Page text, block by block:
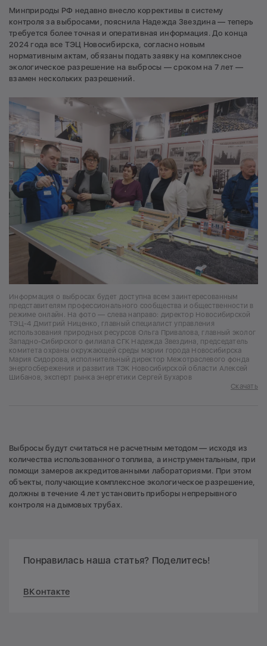
Минприроды РФ недавно внесло коррективы в систему
контроля за выбросами, пояснила Надежда Звездина — теперь
требуется более точная и оперативная информация. До конца
2024 года все ТЭЦ Новосибирска, согласно новым
нормативным актам, обязаны подать заявку на комплексное
экологическое разрешение на выбросы — сроком на 7 лет —
взамен нескольких разрешений.
Информация о выбросах будет доступна всем заинтересованным
представителям профессионального сообщества и общественности в
режиме онлайн. На фото — слева направо: директор Новосибирской
ТЭЦ-4 Дмитрий Ниценко, главный специалист управления
использования природных ресурсов Ольга Привалова, главный эколог
Западно-Сибирского филиала СГК Надежда Звездина, председатель
комитета охраны окружающей среды мэрии города Новосибирска
Мария Сидорова, исполнительный директор Межотраслевого фонда
энергосбережения и развития ТЭК Новосибирской области Алексей
Шибанов, эксперт рынка энергетики Сергей Бухаров
Скачать
Выбросы будут считаться не расчетным методом — исходя из
количества использованного топлива, а инструментальным, при
помощи замеров аккредитованными лабораториями. При этом
объекты, получающие комплексное экологическое разрешение,
должны в течение 4 лет установить приборы непрерывного
контроля на дымовых трубах.
Понравилась наша статья? Поделитесь!
ВКонтакте